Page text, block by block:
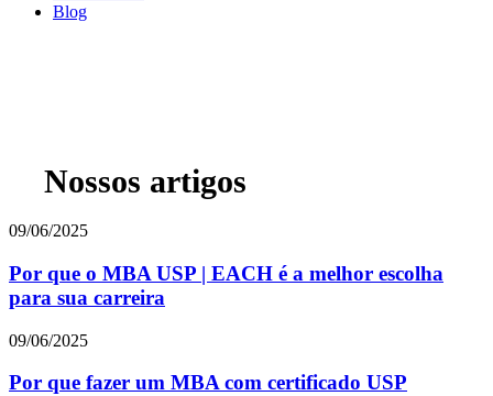
Blog
Nossos artigos
09/06/2025
Por que o MBA USP | EACH é a melhor escolha
para sua carreira
09/06/2025
Por que fazer um MBA com certificado USP